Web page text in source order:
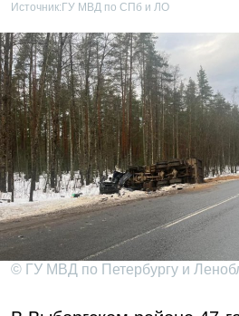
Источник: ГУ МВД по СПб и ЛО
© ГУ МВД по Петербургу и